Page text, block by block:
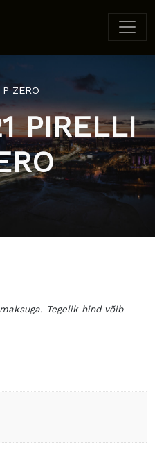
ZERO
PIRELLI
Tegelik hind võib